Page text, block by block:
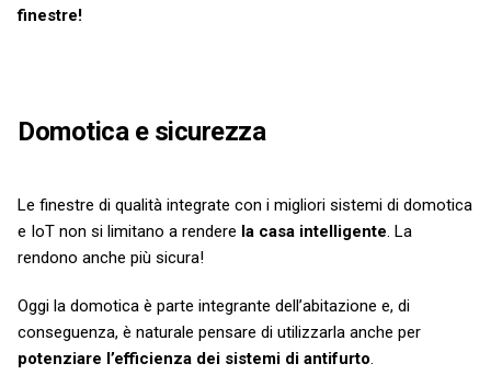
finestre!
Domotica e sicurezza
Le finestre di qualità integrate con i migliori sistemi di domotica
e IoT non si limitano a rendere la casa intelligente . La
rendono anche più sicura!
Oggi la domotica è parte integrante dell’abitazione e, di
conseguenza, è naturale pensare di utilizzarla anche per
potenziare l’efficienza dei sistemi di antifurto